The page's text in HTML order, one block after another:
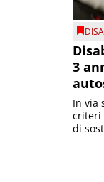
3
In via
criteri
di